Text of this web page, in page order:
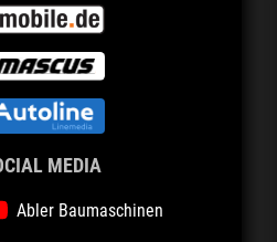
MEDIA
Abler Baumaschinen